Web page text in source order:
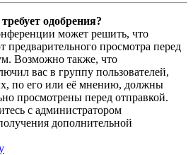
одобрения?
может решить, что
предварительного просмотра перед
Возможно также, что
вас в группу пользователей,
по его или её мнению, должны
просмотрены перед отправкой.
с администратором
дополнительной